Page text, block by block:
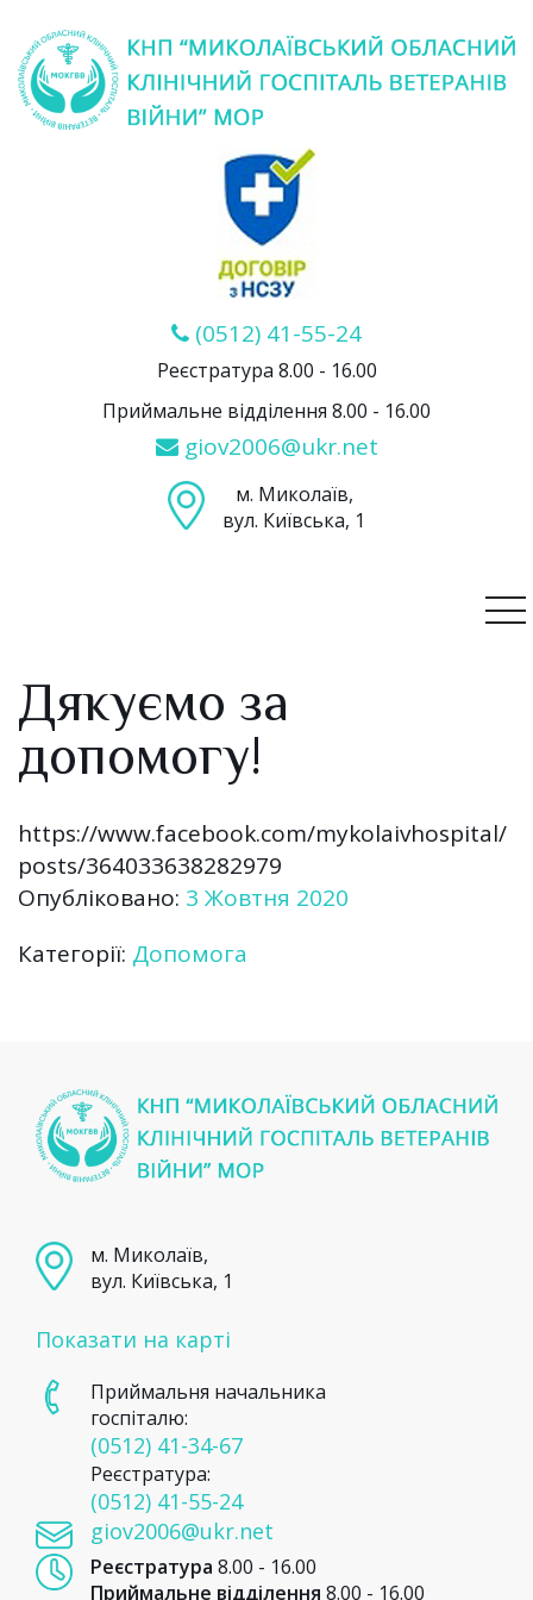
(0512) 41-55-24
Реєстратура 8.00 - 16.00
Приймальне відділення 8.00 - 16.00
giov2006@ukr.net
м. Миколаїв,
вул. Київська, 1
Дякуємо за
допомогу!
https://www.facebook.com/mykolaivhospital/
posts/364033638282979
Опубліковано: 3 Жовтня 2020
Категорії: Допомога
м. Миколаїв,
вул. Київська, 1
Показати на карті
Приймальня начальника
госпіталю:
(0512) 41-34-67
Реєстратура:
(0512) 41-55-24
giov2006@ukr.net
Реєстратура 8.00 - 16.00
Приймальне відділення 8.00 - 16.00